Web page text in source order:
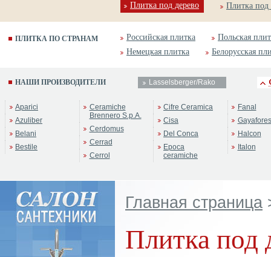
Плитка под дерево
Плитка под
ПЛИТКА ПО СТРАНАМ Российская плитка
Польская
Немецкая плитка
Белорусская
НАШИ ПРОИЗВОДИТЕЛИ Lasselsberger/Rako
Aparici
Azuliber
Belani
Bestile
Ceramiche
Brennero S.p.A.
Cerdomus
Cerrad
Cerrol
Cifre Ceramica
Cisa
Del Conca
Epoca
ceramiche
Fanal
Gayafores
Halcon
Italon
Главная страница
Плитка под